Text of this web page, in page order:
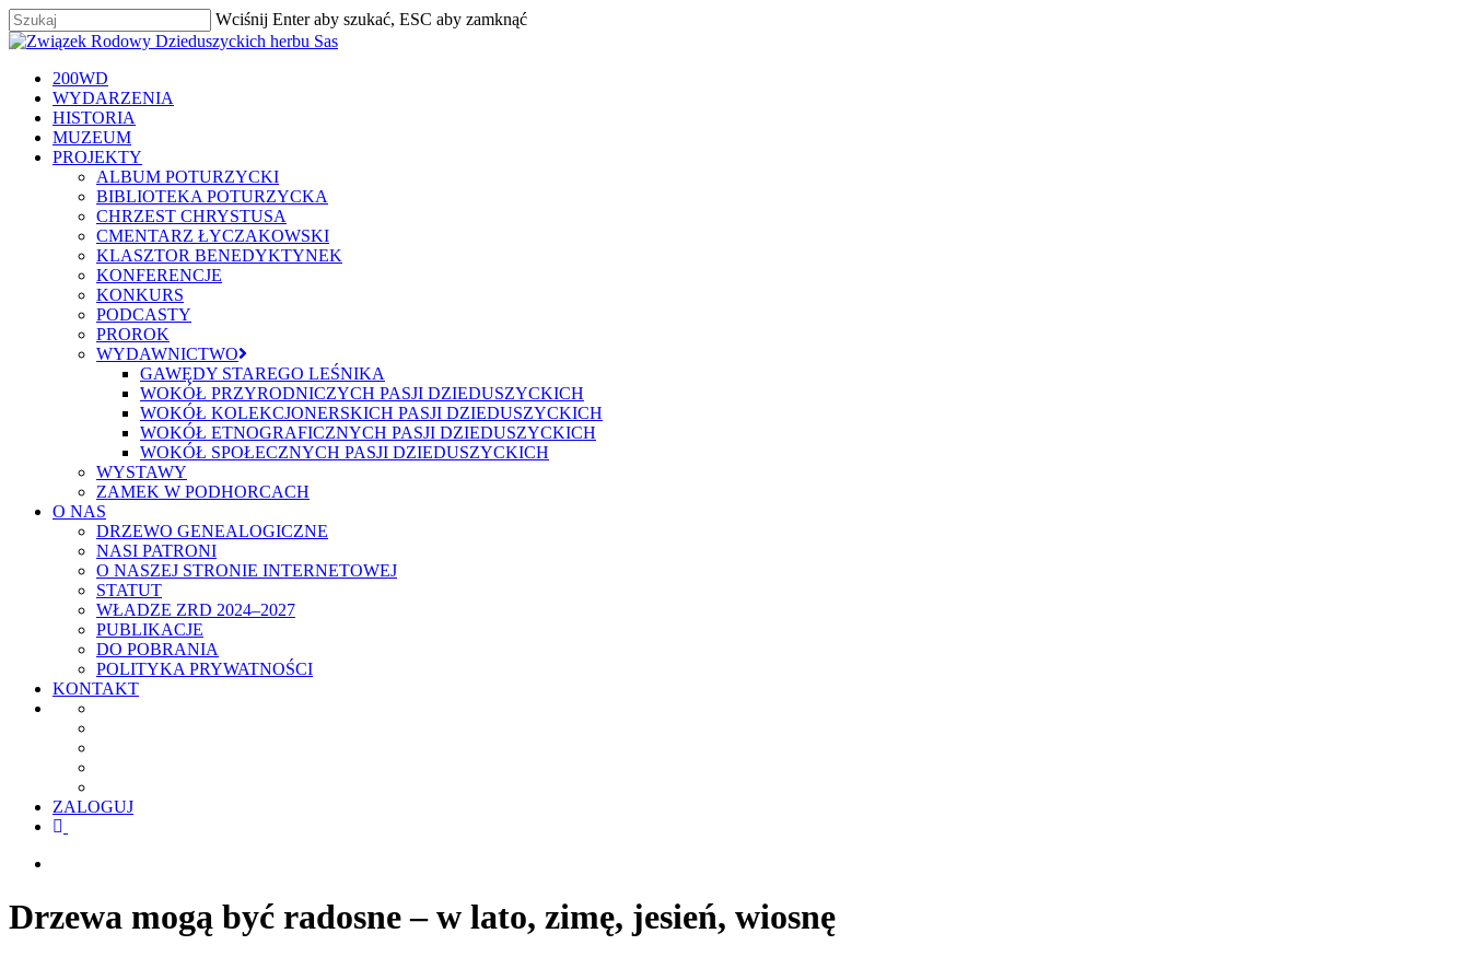
Skip
to
content
Wciśnij Enter aby szukać, ESC aby zamknąć
Zamknij
szukaj
Menu
200WD
WYDARZENIA
HISTORIA
MUZEUM
PROJEKTY
ALBUM POTURZYCKI
BIBLIOTEKA POTURZYCKA
CHRZEST CHRYSTUSA
CMENTARZ ŁYCZAKOWSKI
KLASZTOR BENEDYKTYNEK
KONFERENCJE
KONKURS
PODCASTY
PROROK
WYDAWNICTWO
GAWĘDY STAREGO LEŚNIKA
WOKÓŁ PRZYRODNICZYCH PASJI DZIEDUSZYCKICH
WOKÓŁ KOLEKCJONERSKICH PASJI DZIEDUSZYCKICH
WOKÓŁ ETNOGRAFICZNYCH PASJI DZIEDUSZYCKICH
WOKÓŁ SPOŁECZNYCH PASJI DZIEDUSZYCKICH
WYSTAWY
ZAMEK W PODHORCACH
O NAS
DRZEWO GENEALOGICZNE
NASI PATRONI
O NASZEJ STRONIE INTERNETOWEJ
STATUT
WŁADZE ZRD 2024–2027
PUBLIKACJE
DO POBRANIA
POLITYKA PRYWATNOŚCI
KONTAKT
ZALOGUJ
facebook
Drzewa mogą być radosne – w lato, zimę, jesień, wiosnę